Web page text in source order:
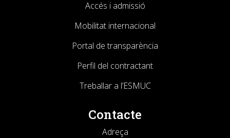
Accés i admissió
Mobilitat internacional
Portal de transparència
Perfil del contractant
Treballar a l’ESMUC
Contacte
Adreça